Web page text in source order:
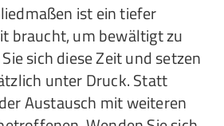
ist ein tiefer
braucht, um bewältigt zu
sich diese Zeit und setzen
unter Druck. Statt
Austausch mit weiteren